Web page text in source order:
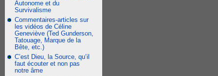
Autonome et du
Survivalisme
Commentaires-articles sur
les vidéos de Céline
Geneviève (Ted Gunderson,
Tatouage, Marque de la
Bête, etc.)
C’est Dieu, la Source, qu’il
faut écouter et non pas
notre âme